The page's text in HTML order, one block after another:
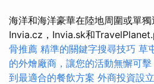
海洋和海洋豪華在陸地周圍或單
Invia.cz，Invia.sk和
骨推薦 精準的關鍵字搜尋技巧 草
的外燴廠商，讓您的活動無懈可擊
到最適合的餐飲方案 外商投資設